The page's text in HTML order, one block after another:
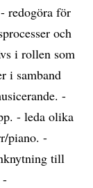
redogöra för
och
i rollen som
i samband
-
- leda olika
piano. -
till
-